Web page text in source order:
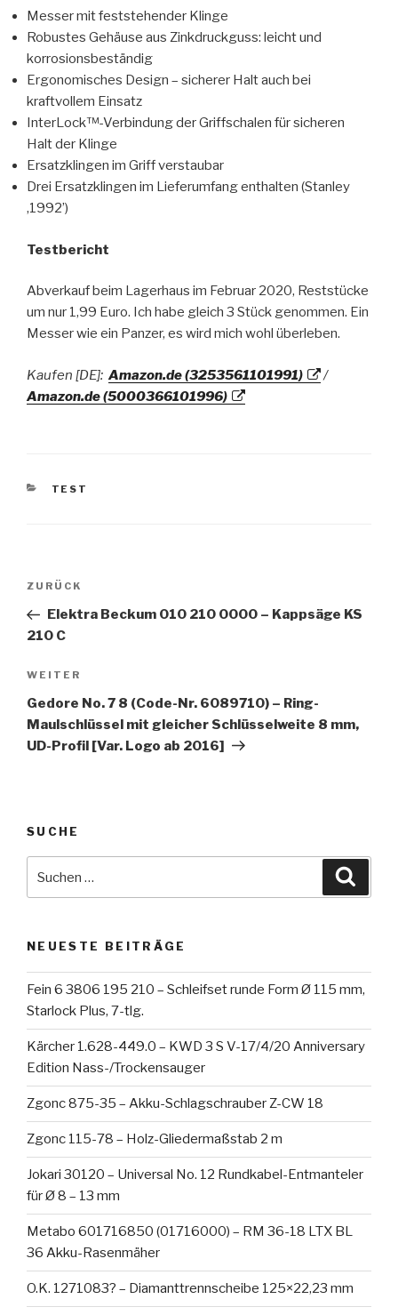
Messer mit feststehender Klinge
Robustes Gehäuse aus Zinkdruckguss: leicht und
korrosionsbeständig
Ergonomisches Design – sicherer Halt auch bei
kraftvollem Einsatz
InterLock™-Verbindung der Griffschalen für sicheren
Halt der Klinge
Ersatzklingen im Griff verstaubar
Drei Ersatzklingen im Lieferumfang enthalten (Stanley
‚1992’)
Testbericht
Abverkauf beim Lagerhaus im Februar 2020, Reststücke
um nur 1,99 Euro. Ich habe gleich 3 Stück genommen. Ein
Messer wie ein Panzer, es wird mich wohl überleben.
Kaufen [DE]: Amazon.de (3253561101991)
/
Amazon.de (5000366101996)
KATEGORIEN
TEST
Beitragsnavigation
Vorheriger
Beitrag
ZURÜCK
Elektra Beckum 010 210 0000 – Kappsäge KS
210 C
Nächster
Beitrag
WEITER
Gedore No. 7 8 (Code-Nr. 6089710) – Ring-
Maulschlüssel mit gleicher Schlüsselweite 8 mm,
UD-Profil [Var. Logo ab 2016]
SUCHE
nach:
NEUESTE BEITRÄGE
Fein 6 3806 195 210 – Schleifset runde Form Ø 115 mm,
Starlock Plus, 7-tlg.
Kärcher 1.628-449.0 – KWD 3 S V-17/4/20 Anniversary
Edition Nass-/Trockensauger
Zgonc 875-35 – Akku-Schlagschrauber Z-CW 18
Zgonc 115-78 – Holz-Gliedermaßstab 2 m
Jokari 30120 – Universal No. 12 Rundkabel-Entmanteler
für Ø 8 – 13 mm
Metabo 601716850 (01716000) – RM 36-18 LTX BL
36 Akku-Rasenmäher
O.K. 1271083? – Diamanttrennscheibe 125×22,23 mm